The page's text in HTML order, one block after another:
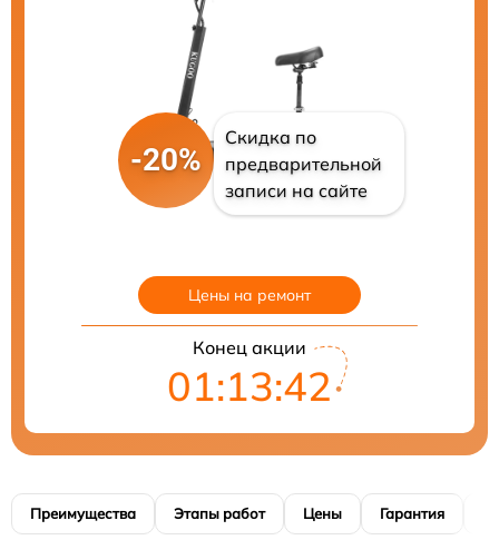
-20%
Скидка по
предварительной
записи на сайте
Цены на ремонт
Конец акции
01:13:41
Преимущества Этапы работ Цены Гарантия